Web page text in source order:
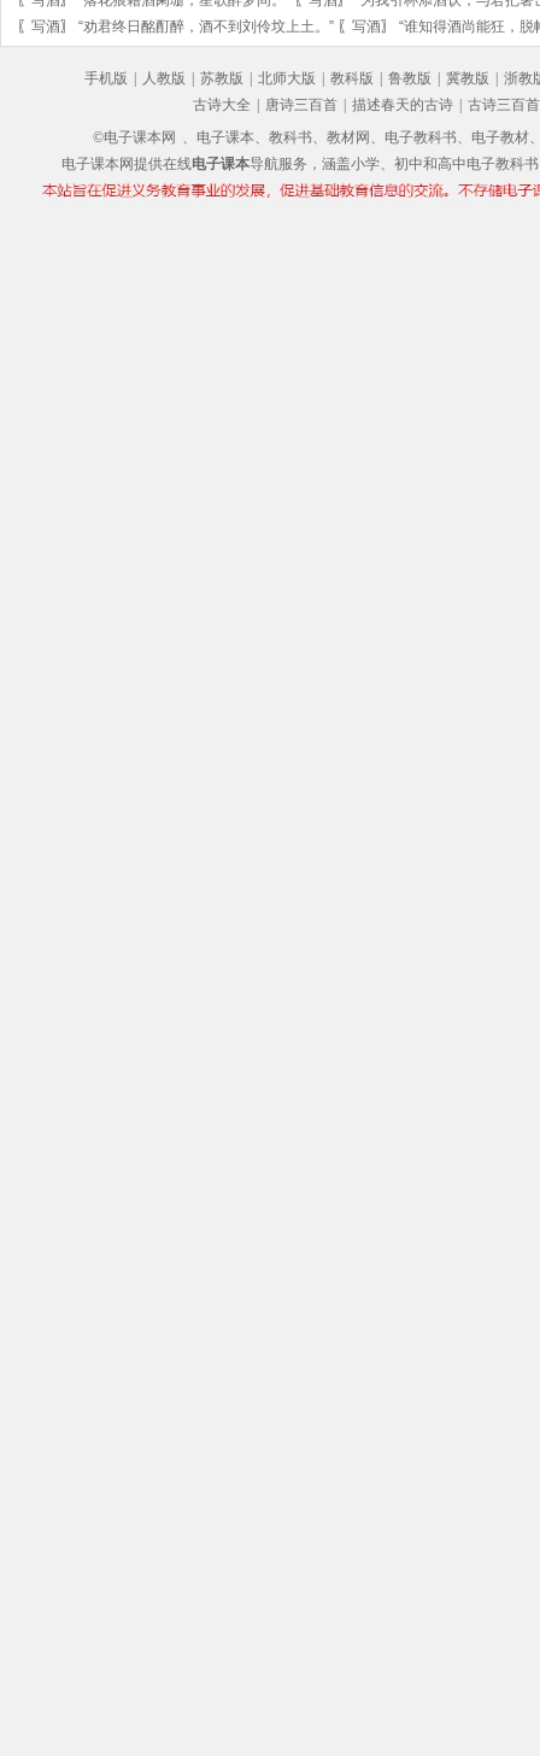
〖 写酒〗 “劝君终日酩酊醉，酒不到刘伶坟上土。” 〖 写酒〗 “谁知得酒尚能狂，脱
手机版 | 人教版 | 苏教版 | 北师大版 | 教科版 | 鲁教版 | 冀教版 | 浙教
古诗大全 | 唐诗三百首 | 描述春天的古诗 | 古诗三百首
©电子课本网
、电子课本、教科书、教材网、电子教科书、电子教
电子课本网提供在线电子课本导航服务，涵盖小学、初中和高中电子教科